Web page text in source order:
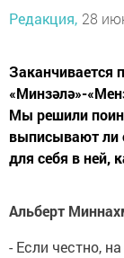
Редакция, 28
Заканчивается
«Минзәлә»-
Мы решили
выписывают ли
для себя в ней,
Альберт
- Если честно,